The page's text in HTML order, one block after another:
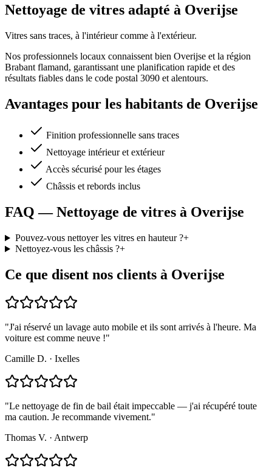
Nettoyage de vitres adapté à Overijse
Vitres sans traces, à l'intérieur comme à l'extérieur.
Nos professionnels locaux connaissent bien Overijse et la région
Brabant flamand, garantissant une planification rapide et des
résultats fiables dans le code postal 3090 et alentours.
Avantages pour les habitants de Overijse
Finition professionnelle sans traces
Nettoyage intérieur et extérieur
Accès sécurisé pour les étages
Châssis et rebords inclus
FAQ — Nettoyage de vitres à Overijse
Pouvez-vous nettoyer les vitres en hauteur ?+
Nettoyez-vous les châssis ?+
Ce que disent nos clients à Overijse
"J'ai réservé un lavage auto mobile et ils sont arrivés à l'heure. Ma
voiture est comme neuve !"
Camille D. · Ixelles
"Le nettoyage de fin de bail était impeccable — j'ai récupéré toute
ma caution. Je recommande vivement."
Thomas V. · Antwerp